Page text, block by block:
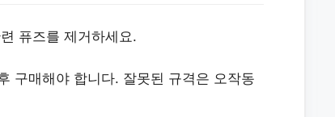
퓨즈를 제거하세요.
구매해야 합니다. 잘못된 규격은 오작동